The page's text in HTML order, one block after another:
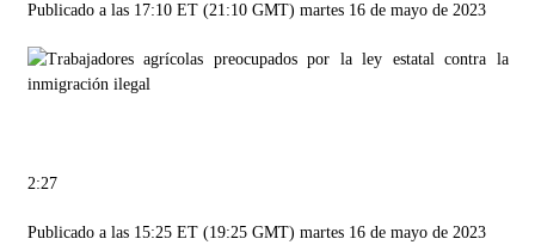
Publicado a las 17:10 ET (21:10 GMT) martes 16 de mayo de 2023
2:27
Publicado a las 15:25 ET (19:25 GMT) martes 16 de mayo de 2023